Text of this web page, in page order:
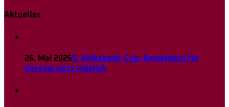
Aktuelles
26. Mai 20265. Volksbank-Cup: Anmeldung für
Vereine jetzt möglich